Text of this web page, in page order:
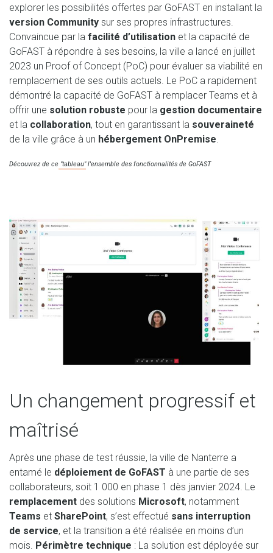
explorer les possibilités offertes par GoFAST en installant la
version Community sur ses propres infrastructures.
Convaincue par la facilité d’utilisation et la capacité de
GoFAST à répondre à ses besoins, la ville a lancé en juillet
2023 un Proof of Concept (PoC) pour évaluer sa viabilité en
remplacement de ses outils actuels. Le PoC a rapidement
démontré la capacité de GoFAST à remplacer Teams et à
offrir une solution robuste pour la gestion documentaire
et la collaboration, tout en garantissant la souveraineté
de la ville grâce à un hébergement OnPremise.
Découvrez de ce "tableau"l'ensemble des fonctionnalités de GoFAST
Un changement progressif et
maîtrisé
Après une phase de test réussie, la ville de Nanterre a
entamé le déploiement de GoFAST à une partie de ses
collaborateurs, soit 1 000 en phase 1 dès janvier 2024. Le
remplacement des solutions Microsoft, notamment
Teams et SharePoint, s’est effectué sans interruption
de service, et la transition a été réalisée en moins d’un
mois. Périmètre technique : La solution est déployée sur